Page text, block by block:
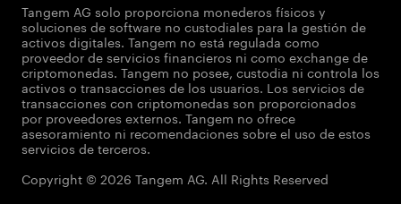
Tangem AG solo proporciona monederos físicos y
soluciones de software no custodiales para la gestión de
activos digitales. Tangem no está regulada como
proveedor de servicios financieros ni como exchange de
criptomonedas. Tangem no posee, custodia ni controla los
activos o transacciones de los usuarios. Los servicios de
transacciones con criptomonedas son proporcionados
por proveedores externos. Tangem no ofrece
asesoramiento ni recomendaciones sobre el uso de estos
servicios de terceros.